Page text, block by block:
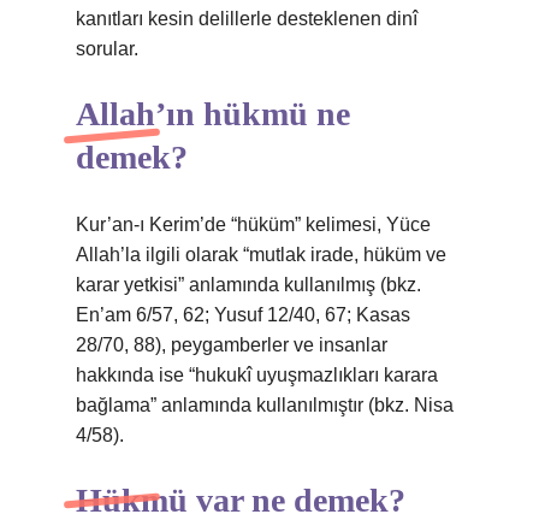
kanıtları kesin delillerle desteklenen dinî
sorular.
Allah’ın hükmü ne
demek?
Kur’an-ı Kerim’de “hüküm” kelimesi, Yüce
Allah’la ilgili olarak “mutlak irade, hüküm ve
karar yetkisi” anlamında kullanılmış (bkz.
En’am 6/57, 62; Yusuf 12/40, 67; Kasas
28/70, 88), peygamberler ve insanlar
hakkında ise “hukukî uyuşmazlıkları karara
bağlama” anlamında kullanılmıştır (bkz. Nisa
4/58).
Hükmü var ne demek?